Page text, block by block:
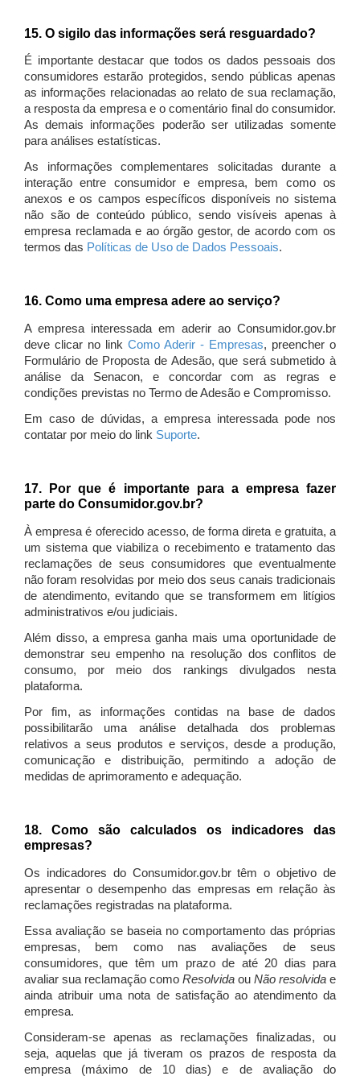
15. O sigilo das informações será resguardado?
É importante destacar que todos os dados pessoais dos
consumidores estarão protegidos, sendo públicas apenas
as informações relacionadas ao relato de sua reclamação,
a resposta da empresa e o comentário final do consumidor.
As demais informações poderão ser utilizadas somente
para análises estatísticas.
As informações complementares solicitadas durante a
interação entre consumidor e empresa, bem como os
anexos e os campos específicos disponíveis no sistema
não são de conteúdo público, sendo visíveis apenas à
empresa reclamada e ao órgão gestor, de acordo com os
termos das Políticas de Uso de Dados Pessoais.
16. Como uma empresa adere ao serviço?
A empresa interessada em aderir ao Consumidor.gov.br
deve clicar no link Como Aderir - Empresas, preencher o
Formulário de Proposta de Adesão, que será submetido à
análise da Senacon, e concordar com as regras e
condições previstas no Termo de Adesão e Compromisso.
Em caso de dúvidas, a empresa interessada pode nos
contatar por meio do link Suporte.
17. Por que é importante para a empresa fazer
parte do Consumidor.gov.br?
À empresa é oferecido acesso, de forma direta e gratuita, a
um sistema que viabiliza o recebimento e tratamento das
reclamações de seus consumidores que eventualmente
não foram resolvidas por meio dos seus canais tradicionais
de atendimento, evitando que se transformem em litígios
administrativos e/ou judiciais.
Além disso, a empresa ganha mais uma oportunidade de
demonstrar seu empenho na resolução dos conflitos de
consumo, por meio dos rankings divulgados nesta
plataforma.
Por fim, as informações contidas na base de dados
possibilitarão uma análise detalhada dos problemas
relativos a seus produtos e serviços, desde a produção,
comunicação e distribuição, permitindo a adoção de
medidas de aprimoramento e adequação.
18. Como são calculados os indicadores das
empresas?
Os indicadores do Consumidor.gov.br têm o objetivo de
apresentar o desempenho das empresas em relação às
reclamações registradas na plataforma.
Essa avaliação se baseia no comportamento das próprias
empresas, bem como nas avaliações de seus
consumidores, que têm um prazo de até 20 dias para
avaliar sua reclamação como Resolvida ou Não resolvida e
ainda atribuir uma nota de satisfação ao atendimento da
empresa.
Consideram-se apenas as reclamações finalizadas, ou
seja, aquelas que já tiveram os prazos de resposta da
empresa (máximo de 10 dias) e de avaliação do